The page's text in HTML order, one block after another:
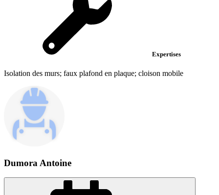
Expertises
Isolation des murs; faux plafond en plaque; cloison mobile
Dumora Antoine